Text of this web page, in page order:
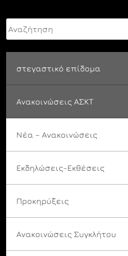
Αναζήτηση
στεγαστικό επίδομα
Ανακοινώσεις ΑΣΚΤ
Νέα – Ανακοινώσεις
Εκδηλώσεις-Εκθέσεις
Προκηρύξεις
Ανακοινώσεις Συγκλήτου